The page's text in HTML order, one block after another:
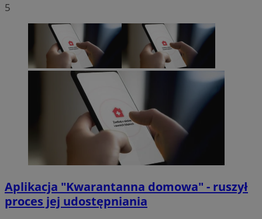
5
Aplikacja "Kwarantanna domowa" - ruszył
proces jej udostępniania